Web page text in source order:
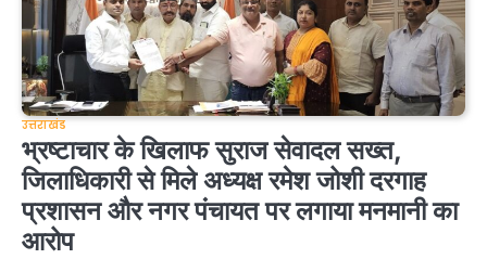
उत्तराखंड
भ्रष्टाचार के खिलाफ सुराज सेवादल सख्त,
जिलाधिकारी से मिले अध्यक्ष रमेश जोशी दरगाह
प्रशासन और नगर पंचायत पर लगाया मनमानी का
आरोप